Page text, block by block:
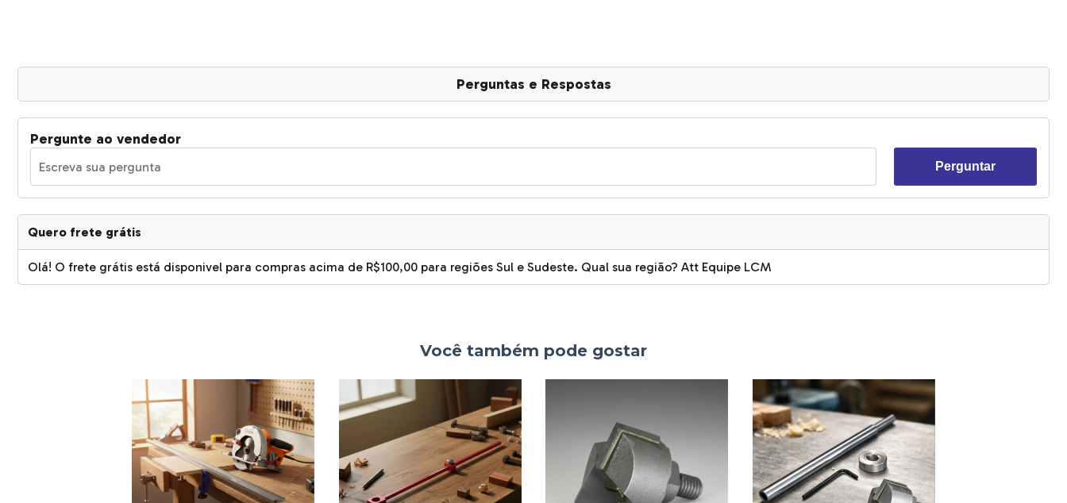
Perguntas e Respostas
Pergunte ao vendedor
Perguntar
Quero frete grátis
Olá! O frete grátis está disponivel para compras acima de R$100,00 para regiões Sul e Sudeste. Qual sua região? Att Equipe LCM
Você também pode gostar